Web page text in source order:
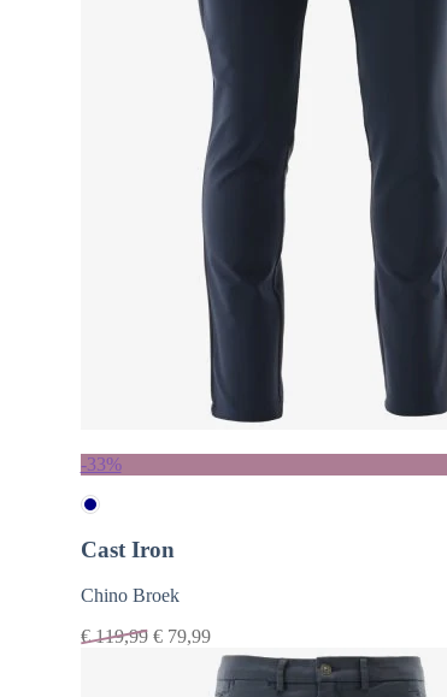
-33%
Cast Iron
Chino Broek
€119,99 €79,99